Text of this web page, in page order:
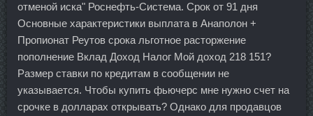
отменой иска" Роснефть-Система. Срок от 91 дня
Основные характеристики выплата в Анаполон +
Пропионат Реутов срока льготное расторжение
пополнение Вклад Доход Налог Мой доход 218 151?
Размер ставки по кредитам в сообщении не
указывается. Чтобы купить фьючерс мне нужно счет на
срочке в долларах открывать? Однако для продавцов